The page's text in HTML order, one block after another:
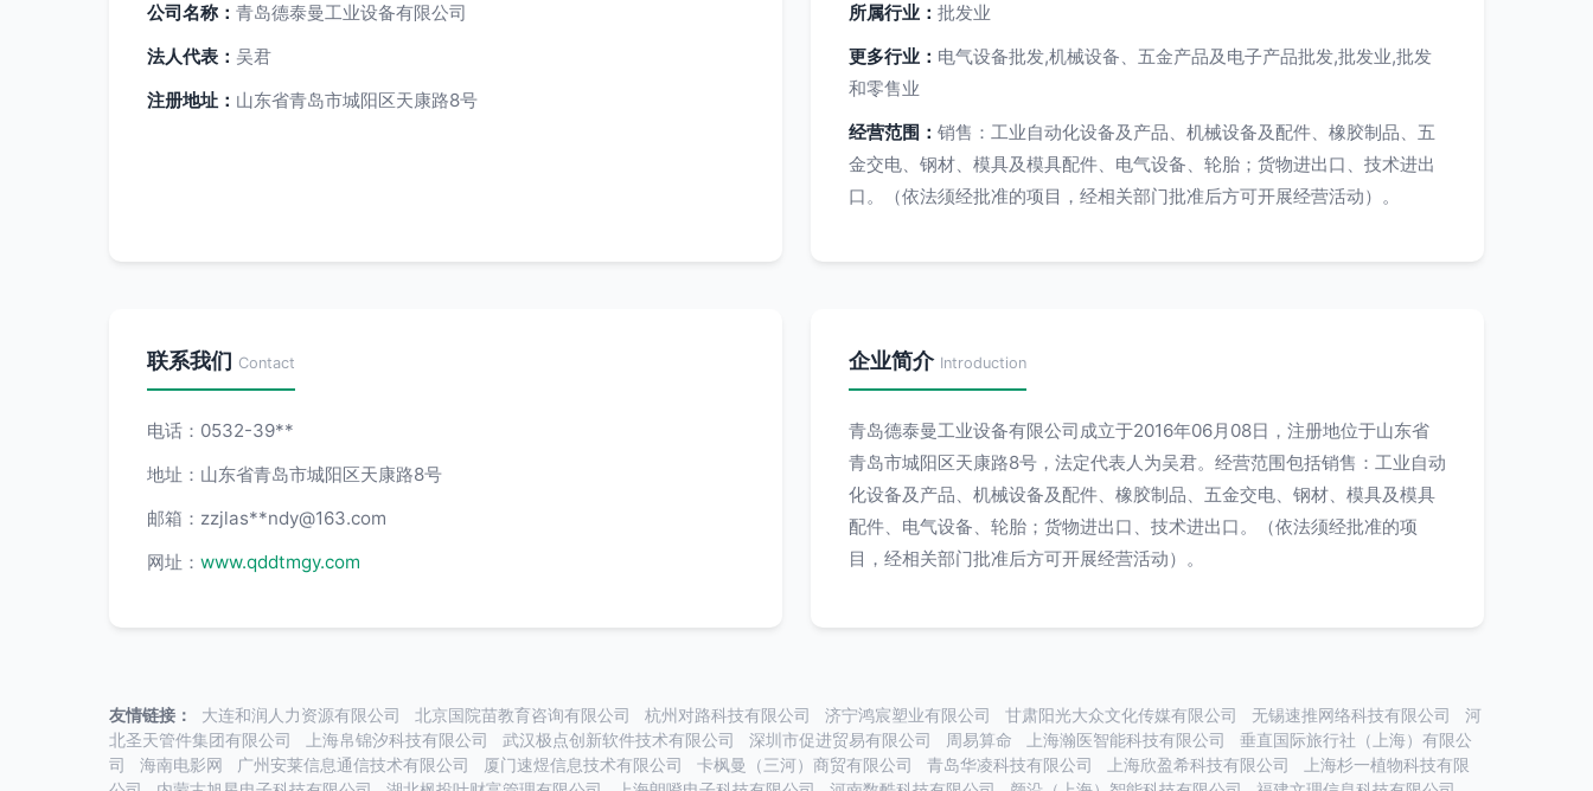
公司名称： 青岛德泰曼工业设备有限公司
法人代表： 吴君
注册地址： 山东省青岛市城阳区天康路8号
所属行业： 批发业
更多行业： 电气设备批发,机械设备、五金产品及电子产品批发,批发业,批发
和零售业
经营范围： 销售：工业自动化设备及产品、机械设备及配件、橡胶制品、五
金交电、钢材、模具及模具配件、电气设备、轮胎；货物进出口、技术进出
口。（依法须经批准的项目，经相关部门批准后方可开展经营活动）。
联系我们 Contact
电话：0532-39**
地址：山东省青岛市城阳区天康路8号
邮箱：zzjlas**ndy@163.com
网址： www.qddtmgy.com
企业简介 Introduction
青岛德泰曼工业设备有限公司成立于2016年06月08日，注册地位于山东省
青岛市城阳区天康路8号，法定代表人为吴君。经营范围包括销售：工业自动
化设备及产品、机械设备及配件、橡胶制品、五金交电、钢材、模具及模具
配件、电气设备、轮胎；货物进出口、技术进出口。（依法须经批准的项
目，经相关部门批准后方可开展经营活动）。
友情链接： 大连和润人力资源有限公司 北京国院苗教育咨询有限公司 杭州对路科技有限公司 济宁鸿宸塑业有限公司 甘肃阳光大众文化传媒有限公司 无锡速推网络科技有限公司
河
北圣天管件集团有限公司
上海帛锦汐科技有限公司 武汉极点创新软件技术有限公司 深圳市促进贸易有限公司 周易算命 上海瀚医智能科技有限公司
垂直国际旅行社（上海）有限公
司
海南电影网 广州安莱信息通信技术有限公司 厦门速煜信息技术有限公司 卡枫曼（三河）商贸有限公司 青岛华凌科技有限公司 上海欣盈希科技有限公司
上海杉一植物科技有限